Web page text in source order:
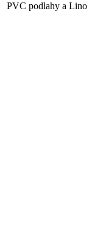
PVC podlahy a Lino